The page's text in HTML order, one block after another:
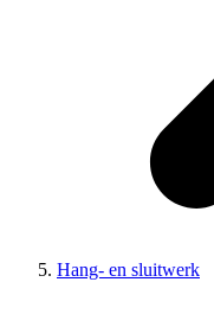
Hang- en sluitwerk